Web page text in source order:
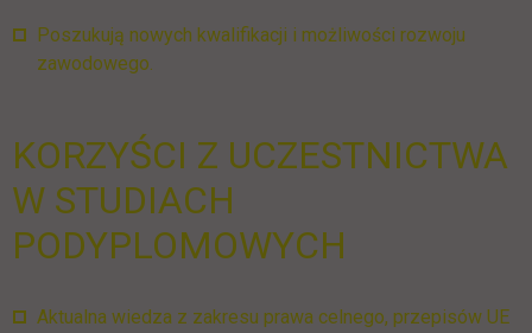
Poszukują nowych kwalifikacji i możliwości rozwoju
zawodowego.
KORZYŚCI Z UCZESTNICTWA
W STUDIACH
PODYPLOMOWYCH
Aktualna wiedza z zakresu prawa celnego, przepisów UE